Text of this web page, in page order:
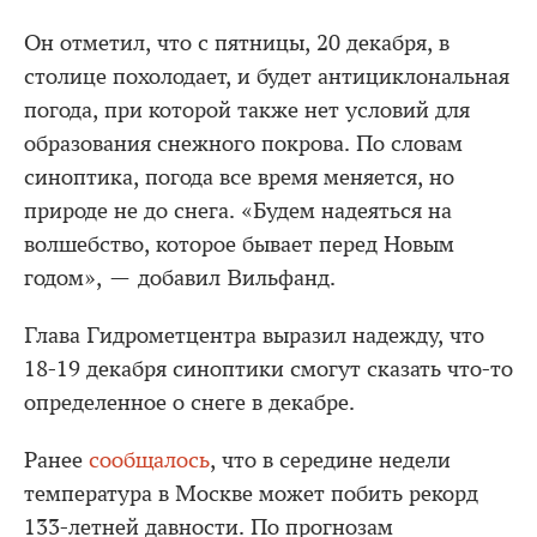
Он отметил, что с пятницы, 20 декабря, в
столице похолодает, и будет антициклональная
погода, при которой также нет условий для
образования снежного покрова. По словам
синоптика, погода все время меняется, но
природе не до снега. «Будем надеяться на
волшебство, которое бывает перед Новым
годом», — добавил Вильфанд.
Глава Гидрометцентра выразил надежду, что
18-19 декабря синоптики смогут сказать что-то
определенное о снеге в декабре.
Ранее сообщалось, что в середине недели
температура в Москве может побить рекорд
133-летней давности. По прогнозам